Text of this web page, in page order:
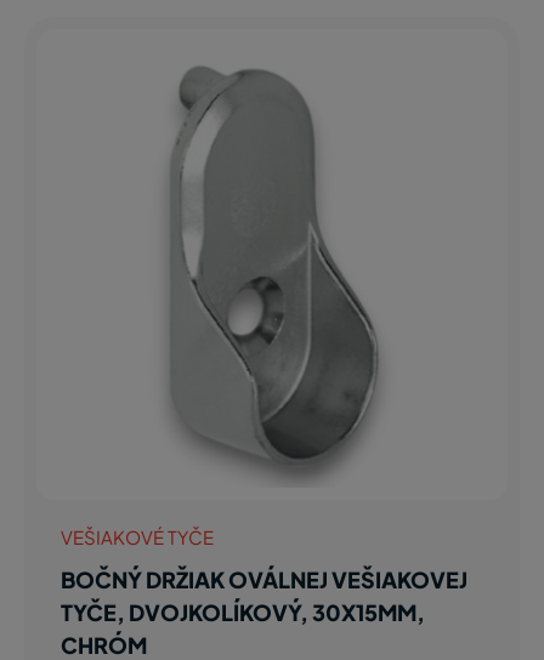
VEŠIAKOVÉ TYČE
BOČNÝ DRŽIAK OVÁLNEJ VEŠIAKOVEJ
TYČE, DVOJKOLÍKOVÝ, 30X15MM,
CHRÓM